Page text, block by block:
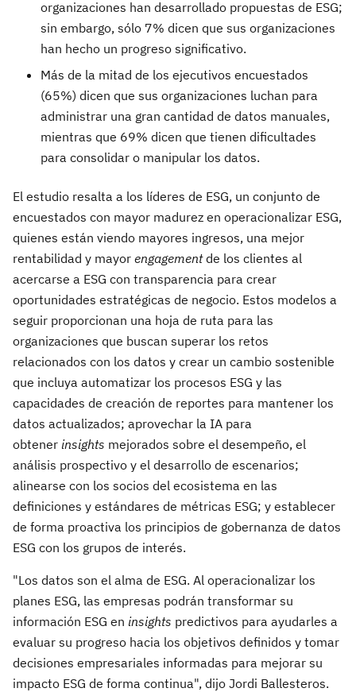
organizaciones han desarrollado propuestas de ESG;
sin embargo, sólo 7% dicen que sus organizaciones
han hecho un progreso significativo.
Más de la mitad de los ejecutivos encuestados
(65%) dicen que sus organizaciones luchan para
administrar una gran cantidad de datos manuales,
mientras que 69% dicen que tienen dificultades
para consolidar o manipular los datos.
El estudio resalta a los líderes de ESG, un conjunto de
encuestados con mayor madurez en operacionalizar ESG,
quienes están viendo mayores ingresos, una mejor
rentabilidad y mayor engagementde los clientes al
acercarse a ESG con transparencia para crear
oportunidades estratégicas de negocio. Estos modelos a
seguir proporcionan una hoja de ruta para las
organizaciones que buscan superar los retos
relacionados con los datos y crear un cambio sostenible
que incluya automatizar los procesos ESG y las
capacidades de creación de reportes para mantener los
datos actualizados; aprovechar la IA para
obtener insights mejorados sobre el desempeño, el
análisis prospectivo y el desarrollo de escenarios;
alinearse con los socios del ecosistema en las
definiciones y estándares de métricas ESG; y establecer
de forma proactiva los principios de gobernanza de datos
ESG con los grupos de interés.
"Los datos son el alma de ESG. Al operacionalizar los
planes ESG, las empresas podrán transformar su
información ESG en insights predictivos para ayudarles a
evaluar su progreso hacia los objetivos definidos y tomar
decisiones empresariales informadas para mejorar su
impacto ESG de forma continua", dijo Jordi Ballesteros.